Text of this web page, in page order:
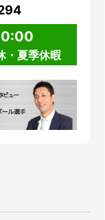
・夏季休暇